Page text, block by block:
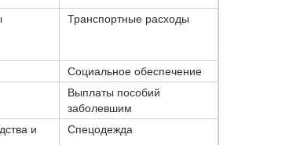
Транспортные расходы
Социальное обеспечение
Выплаты пособий
заболевшим
и
Спецодежда